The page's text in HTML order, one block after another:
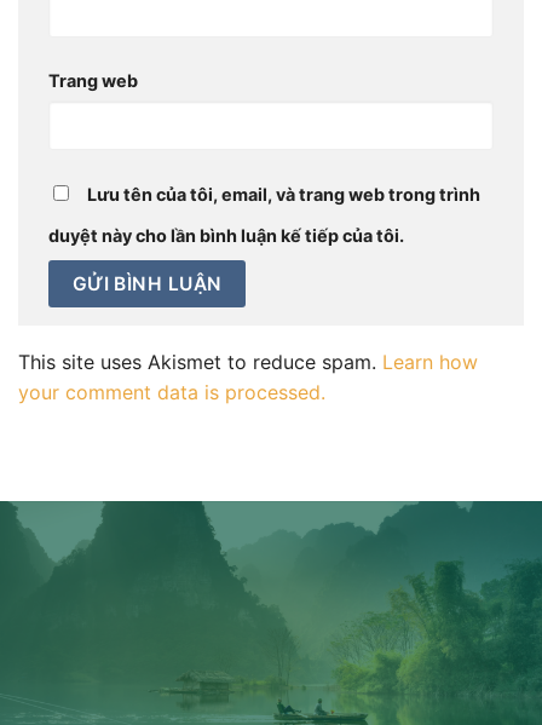
Trang web
Lưu tên của tôi, email, và trang web trong trình
duyệt này cho lần bình luận kế tiếp của tôi.
This site uses Akismet to reduce spam. Learn how
your comment data is processed.